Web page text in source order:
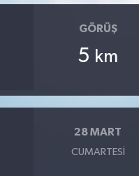
GÖRÜŞ
5 km
28 MART
CUMARTESI